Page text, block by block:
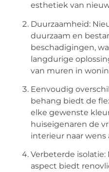
esthetiek van
Duurzaamheid:
duurzaam en
beschadigingen,
langdurige
van muren in
Eenvoudig
behang biedt de
elke gewenste
huiseigenaren de
interieur naar wens
Verbeterde
aspect biedt